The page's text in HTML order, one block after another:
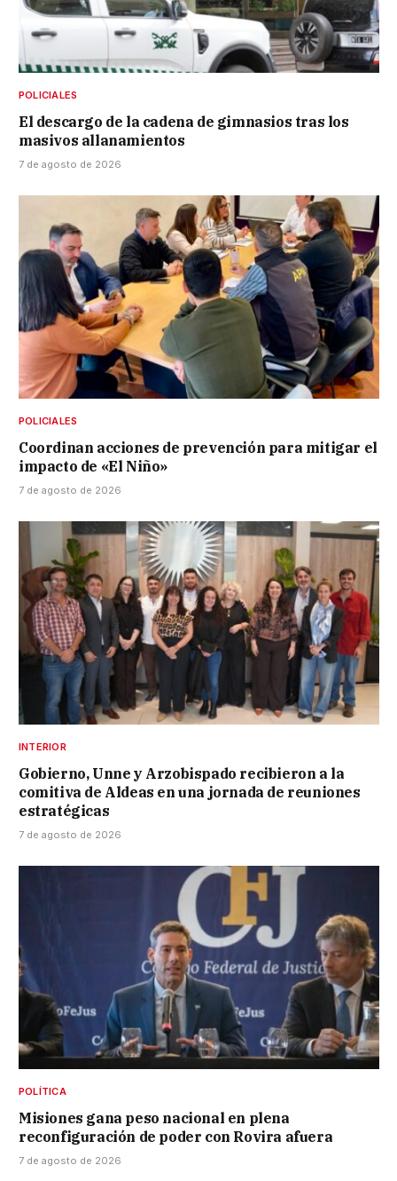
POLICIALES
El descargo de la cadena de gimnasios tras los
masivos allanamientos
7 de agosto de 2026
POLICIALES
Coordinan acciones de prevención para mitigar el
impacto de «El Niño»
7 de agosto de 2026
INTERIOR
Gobierno, Unne y Arzobispado recibieron a la
comitiva de Aldeas en una jornada de reuniones
estratégicas
7 de agosto de 2026
POLÍTICA
Misiones gana peso nacional en plena
reconfiguración de poder con Rovira afuera
7 de agosto de 2026